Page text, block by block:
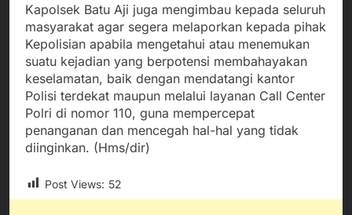
Kapolsek Batu Aji juga mengimbau kepada seluruh
masyarakat agar segera melaporkan kepada pihak
Kepolisian apabila mengetahui atau menemukan
suatu kejadian yang berpotensi membahayakan
keselamatan, baik dengan mendatangi kantor
Polisi terdekat maupun melalui layanan Call Center
Polri di nomor 110, guna mempercepat
penanganan dan mencegah hal-hal yang tidak
diinginkan. (Hms/dir)
Post Views: 52